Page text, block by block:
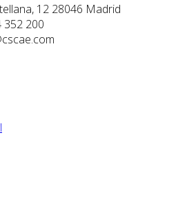
12 28046 Madrid
352 200